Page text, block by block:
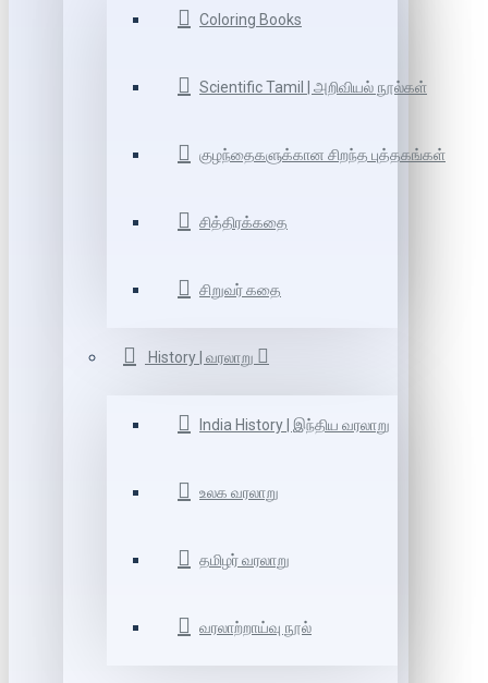
Coloring Books
Scientific Tamil | அறிவியல் நூல்கள்
குழந்தைகளுக்கான சிறந்த புத்தகங்கள்
சித்திரக்கதை
சிறுவர் கதை
History | வரலாறு
India History | இந்திய வரலாறு
உலக வரலாறு
தமிழர் வரலாறு
வரலாற்றாய்வு நூல்